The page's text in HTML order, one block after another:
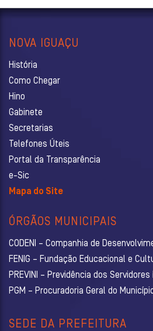
NOVA IGUAÇU
História
Como Chegar
Hino
Gabinete
Secretarias
Telefones Úteis
Portal da Transparência
e-Sic
Mapa do Site
ÓRGÃOS MUNICIPAIS
CODENI – Companhia de
FENIG – Fundação Educacional e
PREVINI – Previdência dos Servidores
PGM – Procuradoria Geral do
SEDE DA PREFEITURA